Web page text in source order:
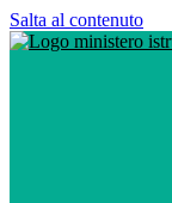
Salta al contenuto